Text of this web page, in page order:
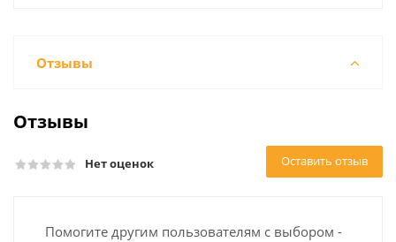
Отзывы
Отзывы
Нет оценок Оставить отзыв
Помогите другим пользователям с выбором -